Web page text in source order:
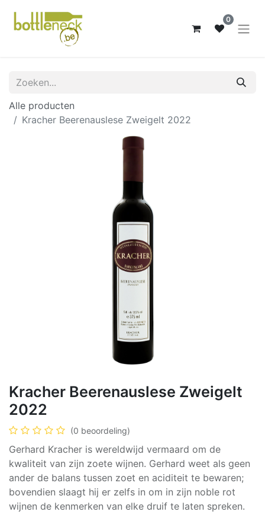
0
Alle producten
Kracher Beerenauslese Zweigelt 2022
Kracher Beerenauslese Zweigelt
2022
(0 beoordeling)
Gerhard Kracher is wereldwijd vermaard om de
kwaliteit van zijn zoete wijnen. Gerhard weet als geen
ander de balans tussen zoet en aciditeit te bewaren;
bovendien slaagt hij er zelfs in om in zijn noble rot
wijnen de kenmerken van elke druif te laten spreken.